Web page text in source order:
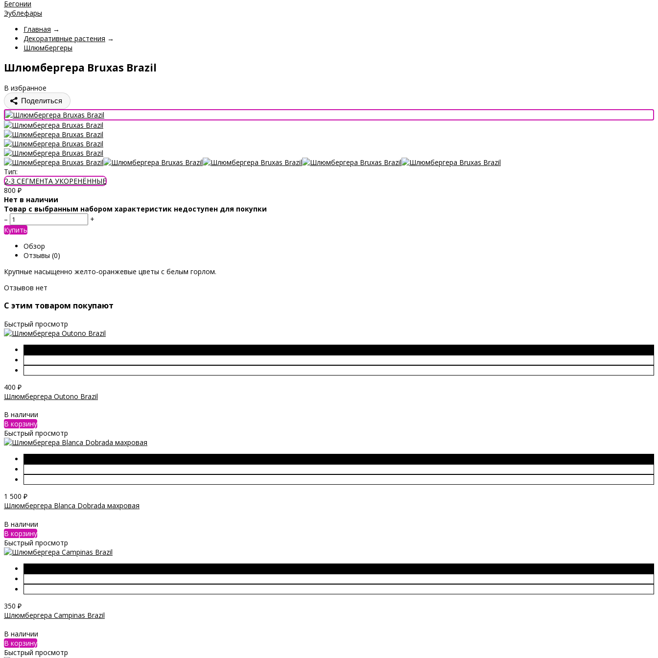
Бегонии
Эублефары
Главная →
Декоративные растения →
Шлюмбергеры
Шлюмбергера Bruxas Brazil
В избранное
Поделиться
Тип:
2-3 СЕГМЕНТА УКОРЕНЁННЫЕ
800 ₽
Нет в наличии
Товар с выбранным набором характеристик недоступен для покупки
–
+
Купить
Обзор
Отзывы (0)
Крупные насыщенно желто-оранжевые цветы с белым горлом.
Отзывов нет
C этим товаром покупают
Быстрый просмотр
400 ₽
Шлюмбергера Outono Brazil
В наличии
В корзину
Быстрый просмотр
1 500 ₽
Шлюмбергера Blanca Dobrada махровая
В наличии
В корзину
Быстрый просмотр
350 ₽
Шлюмбергера Campinas Brazil
В наличии
В корзину
Быстрый просмотр